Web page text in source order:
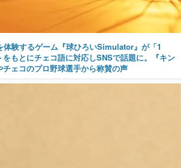
体験するゲーム『球ひろいSimulator』が「1
もとにチェコ語に対応しSNSで話題に。『キン
ェコのプロ野球選手から称賛の声